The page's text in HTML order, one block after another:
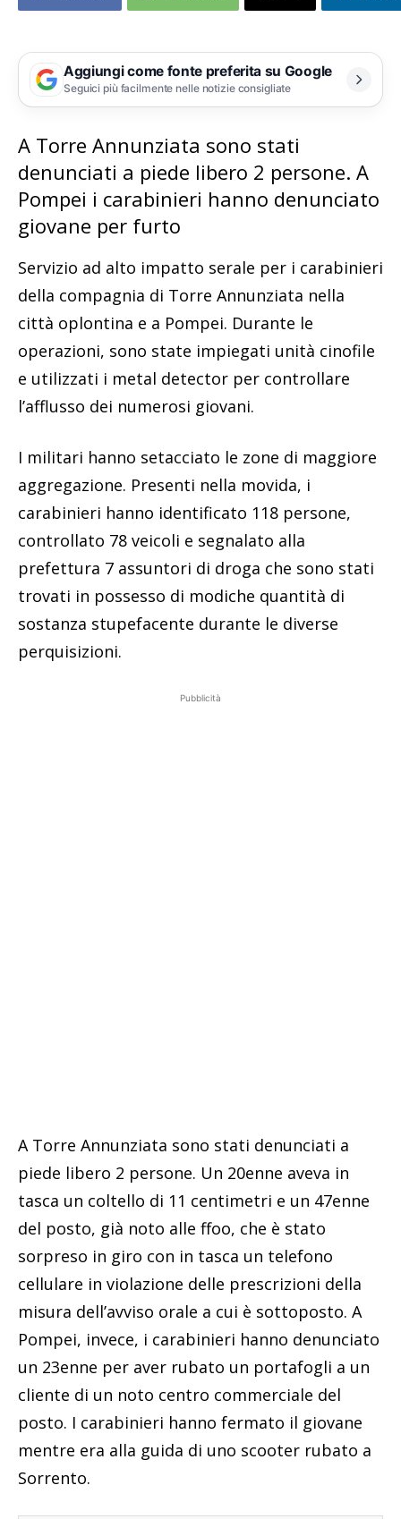
Aggiungi come fonte preferita su Google
Seguici più facilmente nelle notizie consigliate
A Torre Annunziata sono stati
denunciati a piede libero 2 persone. A
Pompei i carabinieri hanno denunciato
giovane per furto
Servizio ad alto impatto serale per i carabinieri
della compagnia di Torre Annunziata nella
città oplontina e a Pompei. Durante le
operazioni, sono state impiegati unità cinofile
e utilizzati i metal detector per controllare
l’afflusso dei numerosi giovani.
I militari hanno setacciato le zone di maggiore
aggregazione. Presenti nella movida, i
carabinieri hanno identificato 118 persone,
controllato 78 veicoli e segnalato alla
prefettura 7 assuntori di droga che sono stati
trovati in possesso di modiche quantità di
sostanza stupefacente durante le diverse
perquisizioni.
Pubblicità
A Torre Annunziata sono stati denunciati a
piede libero 2 persone. Un 20enne aveva in
tasca un coltello di 11 centimetri e un 47enne
del posto, già noto alle ffoo, che è stato
sorpreso in giro con in tasca un telefono
cellulare in violazione delle prescrizioni della
misura dell’avviso orale a cui è sottoposto. A
Pompei, invece, i carabinieri hanno denunciato
un 23enne per aver rubato un portafogli a un
cliente di un noto centro commerciale del
posto. I carabinieri hanno fermato il giovane
mentre era alla guida di uno scooter rubato a
Sorrento.